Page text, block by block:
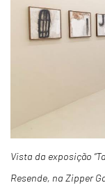
Vista da exposição
Resende, na Zipper